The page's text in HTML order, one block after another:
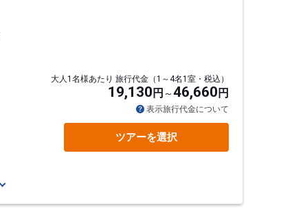
大人1名様あたり 旅行代金（1～4名1室・税込）
19,130 円 46,660 円
表示旅行代金について
ツアーを選択